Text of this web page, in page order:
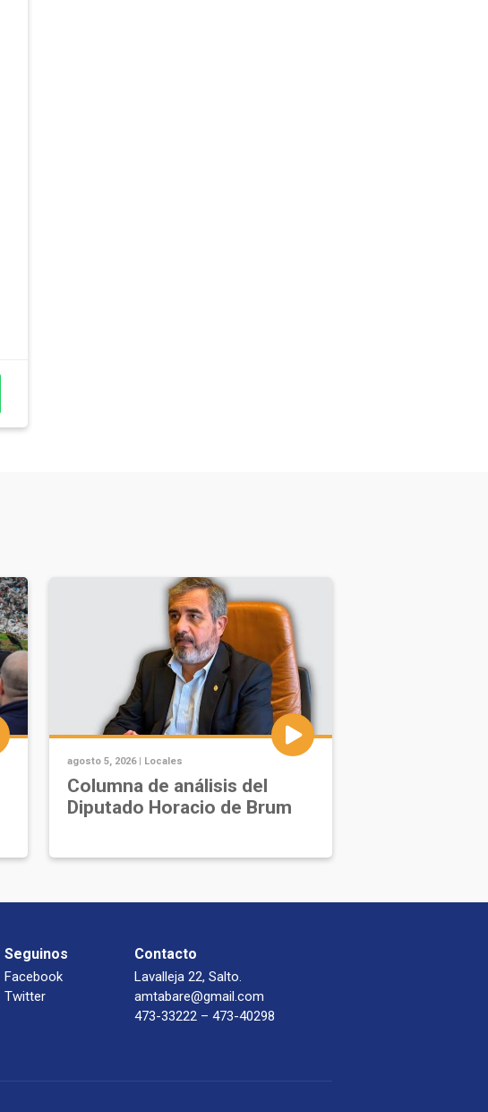
agosto 5, 2026 | Locales
Columna de análisis del
Diputado Horacio de Brum
Seguinos
Facebook
Twitter
Contacto
Lavalleja 22, Salto.
amtabare@gmail.com
473-33222 – 473-40298